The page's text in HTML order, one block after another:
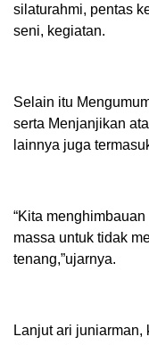
silaturahmi, pentas
seni, kegiatan.
Selain itu
serta Menjanjikan
lainnya juga
“Kita
massa untuk tidak
tenang,”ujarnya.
Lanjut ari